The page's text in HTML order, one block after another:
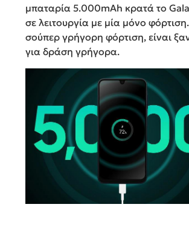
μπαταρία 5.000mAh κρατά το
σε λειτουργία με μία μόνο
σούπερ γρήγορη φόρτιση, είναι
για δράση γρήγορα.